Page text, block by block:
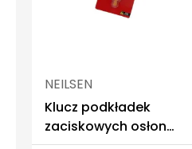
NEILSEN
Klucz podkładek
zaciskowych osłon